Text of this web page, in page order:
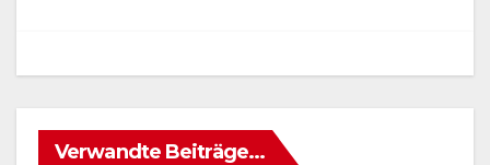
Verwandte Beiträge...